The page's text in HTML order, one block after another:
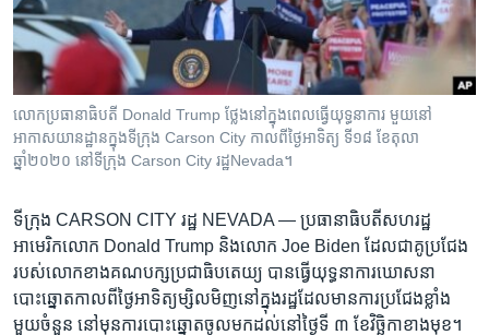
រំលង​
និង​
ទៅ​
កាន់​
ទំព័រ​
ស្វែង​
បណ្តាញ​សង្គម
ភាសា
លោក​ប្រធានាធិបតី Donald Trump ថ្លែង​នៅក្នុង​ពេល​ធ្វើ​យុទ្ធនាការ មួយ​នៅ​
អាកាសយានដ្ឋាន​ក្នុងទីក្រុង Carson City កាលពី​ថ្ងៃអាទិត្យ ទី១៨ ខែតុលា
ឆ្នាំ២០២០ នៅ​ទីក្រុង Carson City រដ្ឋNevada។
ទីក្រុង CARSON CITY រដ្ឋ NEVADA — ប្រធានាធិបតី​សហរដ្ឋ​
អាមេរិក​លោក Donald Trump និង​លោក Joe Biden ដែល​ជា​គូ​ប្រជែង​
របស់​លោក​ខាង​គណបក្ស​ប្រជាធិបតេយ្យ បាន​ធ្វើ​យុទ្ធនាការ​ឃោសនា​
បោះឆ្នោត​កាលពី​ថ្ងៃ​អាទិត្យ​ម្សិលមិញ​នៅ​ក្នុង​រដ្ឋ​ដែល​មាន​ការ​ប្រជែង​ខ្លាំង​
មួយ​ចំនួន នៅ​មុន​ការ​បោះឆ្នោត​ចូល​មក​ដល់​នៅ​ថ្ងៃ​ទី ៣ ខែ​វិច្ឆិកា​ខាង​មុខ។